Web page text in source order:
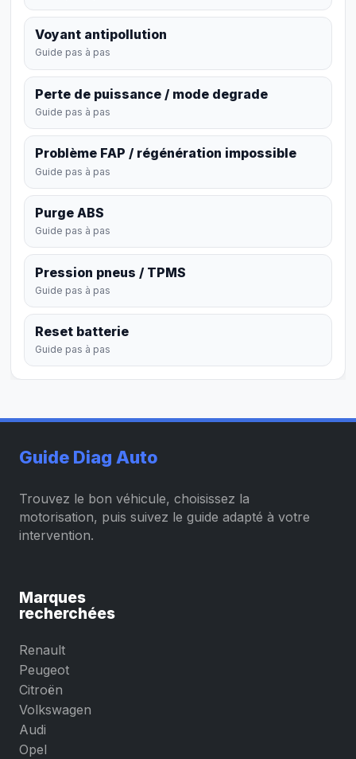
Voyant antipollution
Guide pas à pas
Perte de puissance / mode degrade
Guide pas à pas
Problème FAP / régénération impossible
Guide pas à pas
Purge ABS
Guide pas à pas
Pression pneus / TPMS
Guide pas à pas
Reset batterie
Guide pas à pas
Guide Diag Auto
Trouvez le bon véhicule, choisissez la
motorisation, puis suivez le guide adapté à votre
intervention.
Marques
recherchées
Renault
Peugeot
Citroën
Volkswagen
Audi
Opel